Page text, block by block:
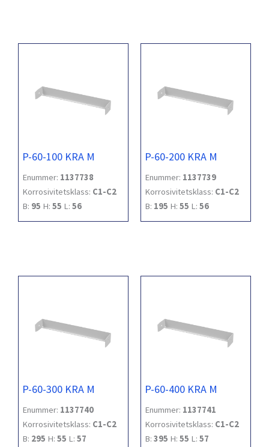
P-60-100 KRA M
Enummer: 1137738
Korrosivitetsklass: C1-C2
B: 95 H: 55 L: 56
P-60-200 KRA M
Enummer: 1137739
Korrosivitetsklass: C1-C2
B: 195 H: 55 L: 56
P-60-300 KRA M
Enummer: 1137740
Korrosivitetsklass: C1-C2
B: 295 H: 55 L: 57
P-60-400 KRA M
Enummer: 1137741
Korrosivitetsklass: C1-C2
B: 395 H: 55 L: 57